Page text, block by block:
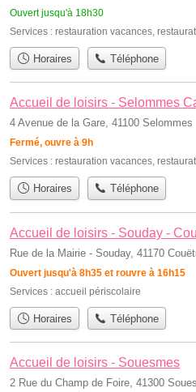
Ouvert jusqu'à 18h30
Services : restauration vacances,
Horaires Téléphone
Accueil de loisirs - Selommes
4 Avenue de la Gare, 41100 Selommes
Fermé, ouvre à 9h
Services : restauration vacances,
Horaires Téléphone
Accueil de loisirs - Souday -
Rue de la Mairie - Souday, 41170
Ouvert jusqu'à 8h35 et rouvre à 16h15
Services : accueil périscolaire
Horaires Téléphone
Accueil de loisirs - Souesmes
2 Rue du Champ de Foire, 41300